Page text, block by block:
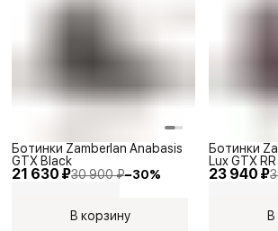
21 630 ₽30 900 ₽−30%
Ботинки Zamberlan Anabasis
GTX Black
В корзину
23 940 ₽
Ботинки
Lux GTX
В